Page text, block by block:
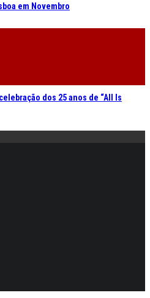
em Novembro
dos 25 anos de “All Is